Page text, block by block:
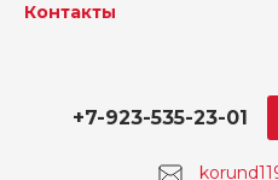
Контакты
+7-923-535-23-01